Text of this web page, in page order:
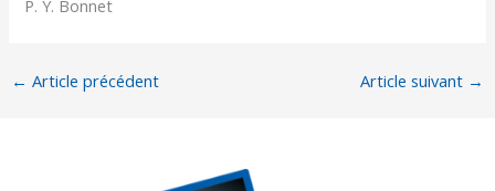
P. Y. Bonnet
← Article précédent Article suivant →